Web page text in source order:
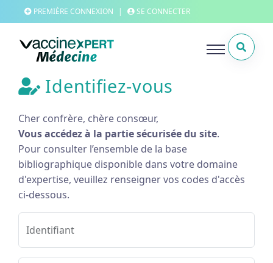
PREMIÈRE CONNEXION | SE CONNECTER
Identifiez-vous
Cher confrère, chère consœur,
Vous accédez à la partie sécurisée du site.
Pour consulter l’ensemble de la base
bibliographique disponible dans votre domaine
d'expertise, veuillez renseigner vos codes d'accès
ci-dessous.
Identifiant